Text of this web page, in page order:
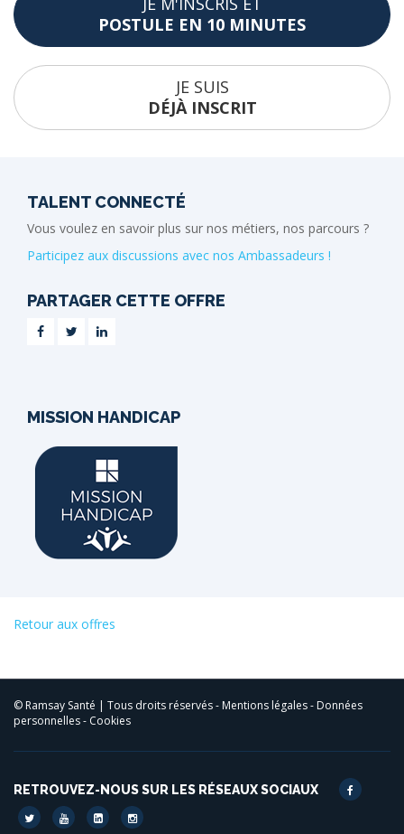
POSTULE EN 10 MINUTES
JE SUIS
DÉJÀ INSCRIT
TALENT CONNECTÉ
Vous voulez en savoir plus sur nos métiers, nos parcours ?
Participez aux discussions avec nos Ambassadeurs !
PARTAGER CETTE OFFRE
MISSION HANDICAP
Retour aux offres
© Ramsay Santé | Tous droits réservés - Mentions légales- Données
personnelles- Cookies
RETROUVEZ-NOUS SUR LES RÉSEAUX SOCIAUX